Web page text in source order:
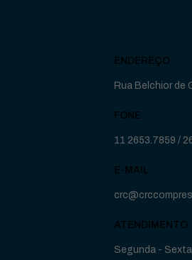
ENDEREÇO
Rua Belchior de
FONE
11 2653.7859 /
E-MAIL
ATENDIMENTO
Segunda -